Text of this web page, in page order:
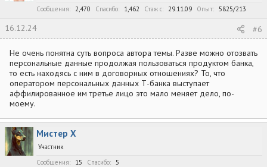
Сообщения 2,470 Спасибо 1,462 Стаж c 29.11.09 Опыт 5825/213
16.12.24 #6
Не очень понятна суть вопроса автора темы. Разве можно отозвать
персональные данные продолжая пользоваться продуктом банка,
то есть находясь с ним в договорных отношениях? То, что
оператором персональных данных Т-банка выступает
аффилированное им третье лицо это мало меняет дело, по-
моему.
Мистер Х
Участник
Сообщения
15 Спасибо 5